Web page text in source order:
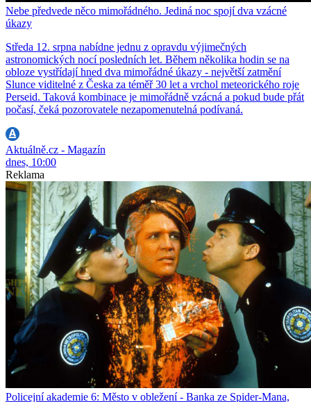
Nebe předvede něco mimořádného. Jediná noc spojí dva vzácné
úkazy
Středa 12. srpna nabídne jednu z opravdu výjimečných
astronomických nocí posledních let. Během několika hodin se na
obloze vystřídají hned dva mimořádné úkazy - největší zatmění
Slunce viditelné z Česka za téměř 30 let a vrchol meteorického roje
Perseid. Taková kombinace je mimořádně vzácná a pokud bude přát
počasí, čeká pozorovatele nezapomenutelná podívaná.
Aktuálně.cz - Magazín
dnes, 10:00
Reklama
Policejní akademie 6: Město v obležení - Banka ze Spider-Mana,